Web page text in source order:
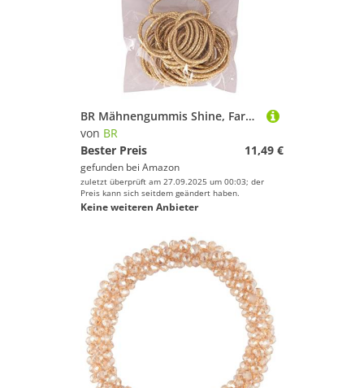
BR Mähnengummis Shine, Farbe:silber
von BR
Bester Preis
11,49 €
gefunden bei Amazon
zuletzt überprüft am 27.09.2025 um 00:03; der
Preis kann sich seitdem geändert haben.
Keine weiteren Anbieter